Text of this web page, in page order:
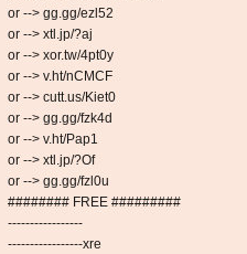
or --> gg.gg/ezl52
or --> xtl.jp/?aj
or --> xor.tw/4pt0y
or --> v.ht/nCMCF
or --> cutt.us/Kiet0
or --> gg.gg/fzk4d
or --> v.ht/Pap1
or --> xtl.jp/?Of
or --> gg.gg/fzl0u
######## FREE #########
-----------------
-----------------xre